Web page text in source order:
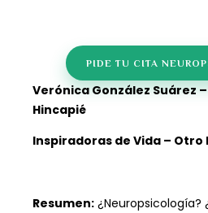
PIDE TU CITA
Verónica González Suárez
Hincapié
Inspiradoras de Vida – Otro
Resumen: ¿Neuropsicología?